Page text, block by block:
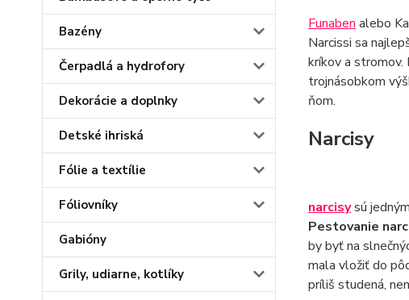
Bazény
Čerpadlá a hydrofory
Dekorácie a doplnky
Detské ihriská
Fólie a textílie
Fóliovníky
Gabióny
Grily, udiarne, kotlíky
Funaben alebo
Narcissi sa
kríkov a stromov.
trojnásobkom
ňom.
Narcisy
narcisysú
Pestovanie
by byť na
mala vložiť do
príliš studená,